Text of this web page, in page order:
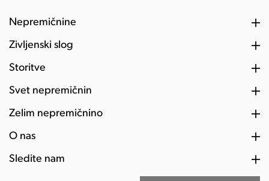
Nepremičnine
Življenski slog
Storitve
Svet nepremičnin
Želim nepremičnino
O nas
Sledite nam